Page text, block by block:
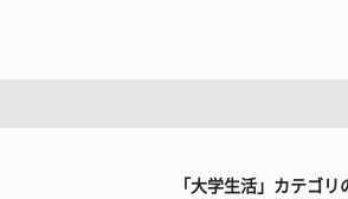
「大学生活」カテゴリ